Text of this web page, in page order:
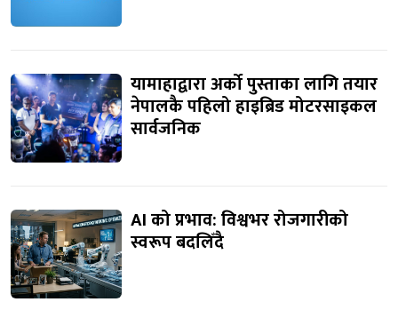
यामाहाद्वारा अर्को पुस्ताका लागि तयार
नेपालकै पहिलो हाइब्रिड मोटरसाइकल
सार्वजनिक
AI को प्रभाव: विश्वभर रोजगारीको
स्वरूप बदलिँदै